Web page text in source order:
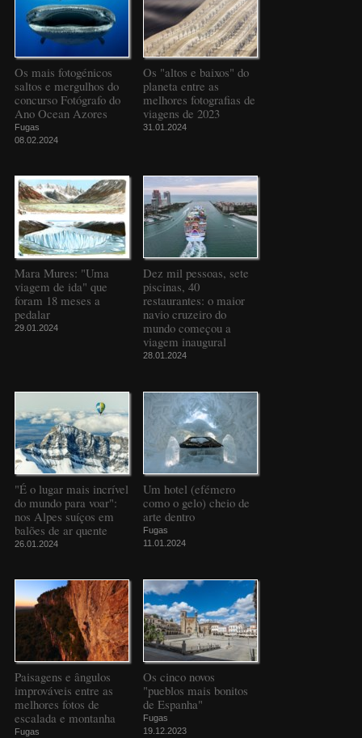
Os mais fotogénicos
saltos e mergulhos do
concurso Fotógrafo do
Ano Ocean Azores
Fugas
08.02.2024
Os "altos e baixos" do
planeta entre as
melhores fotografias de
viagens de 2023
31.01.2024
Mara Mures: "Uma
viagem de ida" que
foram 18 meses a
pedalar
29.01.2024
Dez mil pessoas, sete
piscinas, 40
restaurantes: o maior
navio cruzeiro do
mundo começou a
viagem inaugural
28.01.2024
"É o lugar mais incrível
do mundo para voar":
nos Alpes suíços em
balões de ar quente
26.01.2024
Um hotel (efémero
como o gelo) cheio de
arte dentro
Fugas
11.01.2024
Paisagens e ângulos
improváveis entre as
melhores fotos de
escalada e montanha
Fugas
Os cinco novos
"pueblos mais bonitos
de Espanha"
Fugas
19.12.2023